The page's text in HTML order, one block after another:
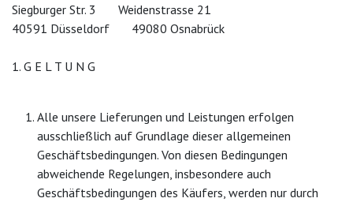
Siegburger Str. 3 ​ ​ ​ ​ ​ ​ ​Weidenstrasse 21
40591 Düsseldorf ​ ​ ​ ​ ​ ​ ​49080 Osnabrück
1. G E L T U N G
Alle unsere Lieferungen und Leistungen erfolgen
ausschließlich auf Grundlage dieser allgemeinen
Geschäftsbedingungen. Von diesen Bedingungen
abweichende Regelungen, insbesondere auch
Geschäftsbedingungen des Käufers, werden nur durch